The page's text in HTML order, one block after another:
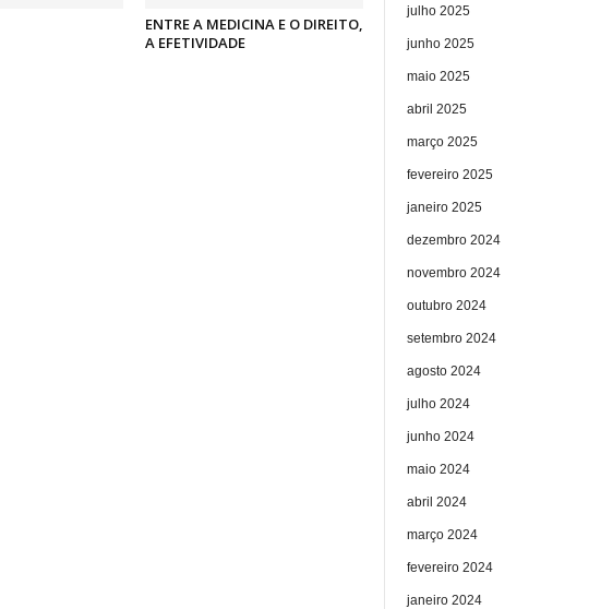
ENTRE A MEDICINA E O DIREITO,
A EFETIVIDADE
julho 2025
junho 2025
maio 2025
abril 2025
março 2025
fevereiro 2025
janeiro 2025
dezembro 2024
novembro 2024
outubro 2024
setembro 2024
agosto 2024
julho 2024
junho 2024
maio 2024
abril 2024
março 2024
fevereiro 2024
janeiro 2024